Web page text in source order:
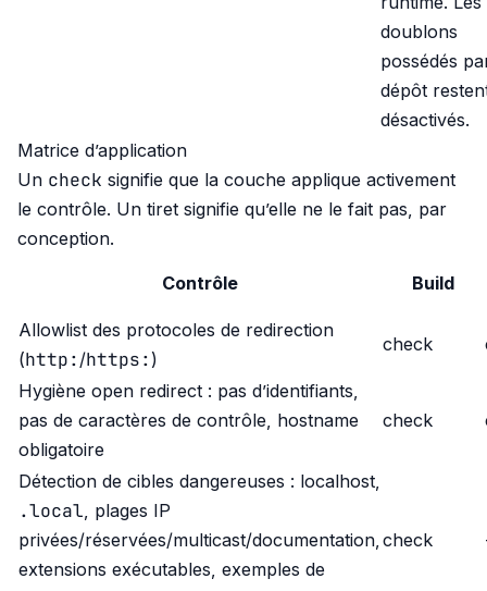
doublons
possédés
dépôt
désactivés.
Matrice d’application
Un check signifie que la couche applique activement
le contrôle. Un tiret signifie qu’elle ne le fait pas, par
conception.
Contrôle Build
Allowlist des protocoles de redirection
(http: /https:)
check
Hygiène open redirect : pas d’identifiants,
pas de caractères de contrôle, hostname
obligatoire
check
Détection de cibles dangereuses : localhost,
.local, plages IP
privées/réservées/multicast/documentation,
extensions exécutables, exemples de
check